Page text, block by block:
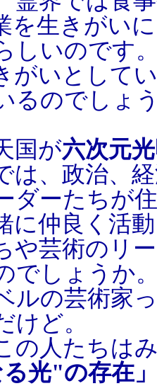
を生きがい
しいのです
がいとして
るのでしょ
国が六次元
は、政治、
ダーたちが
に仲良く活
や芸術のリ
でしょうか
ルの芸術家
けど。
の人たちは
光"の存在」